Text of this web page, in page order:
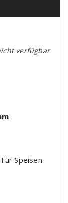
verfügbar
Speisen